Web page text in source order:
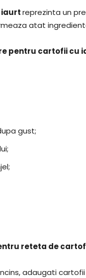
iaurtreprezinta un
atat
pentru cartofii cu
gust;
reteta de
adaugati